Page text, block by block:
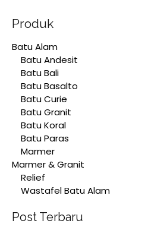
Produk
Batu Alam
Batu Andesit
Batu Bali
Batu Basalto
Batu Curie
Batu Granit
Batu Koral
Batu Paras
Marmer
Marmer & Granit
Relief
Wastafel Batu Alam
Post Terbaru